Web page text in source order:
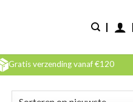
Gratis verzending vanaf €120